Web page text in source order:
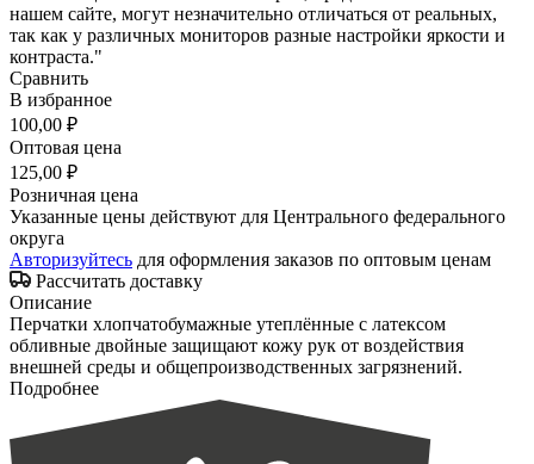
нашем сайте, могут незначительно отличаться от реальных,
так как у различных мониторов разные настройки яркости и
контраста."
Сравнить
В избранное
100,00 ₽
Оптовая цена
125,00 ₽
Розничная цена
Указанные цены действуют для Центрального федерального
округа
Авторизуйтесь для оформления заказов по оптовым ценам
Рассчитать доставку
Описание
Перчатки хлопчатобумажные утеплённые с латексом
обливные двойные защищают кожу рук от воздействия
внешней среды и общепроизводственных загрязнений.
Подробнее